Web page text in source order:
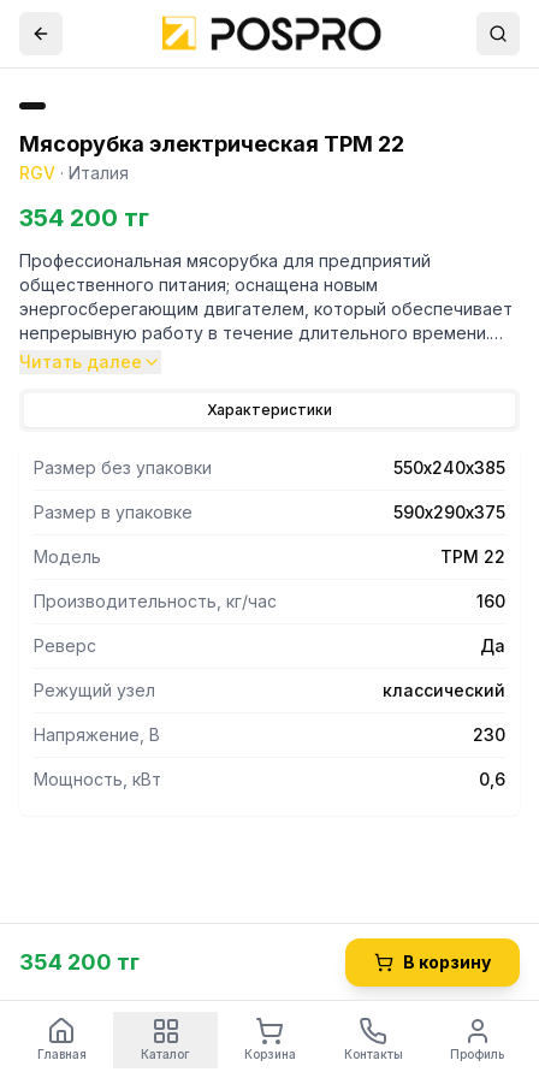
Мясорубка электрическая TPM 22
RGV · Италия
354 200 тг
Профессиональная мясорубка для предприятий
общественного питания; оснащена новым
энергосберегающим двигателем, который обеспечивает
непрерывную работу в течение длительного времени.
- Корпус из нержавеющей стали INOX AISI 430.
- Предохранительный выключатель с функцией реверса.
- Осевой редуктор с шестернями в масляной ванне, не
требует обслуживания и долива масла; подходит для
контакта с пищевыми продуктами.
температура.
- Решетка из нержавеющей стали с отверстиями 4,5 мм и
Читать далее
Характеристики
Размер без упаковки 550х240х385
Размер в упаковке 590х290х375
Модель TPM 22
Производительность, кг/час 160
Реверс Да
Режущий узел классический
Напряжение, В 230
Мощность, кВт 0,6
354 200 тг В корзину
Главная Каталог Корзина Контакты Профиль